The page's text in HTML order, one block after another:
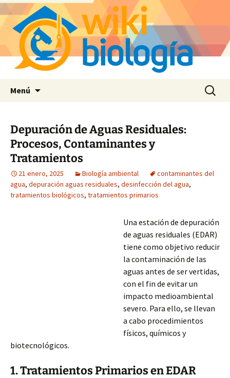
Menú Buscar:
Depuración de Aguas Residuales:
Procesos, Contaminantes y
Tratamientos
21 enero, 2025 Biología ambiental
contaminantes del
agua, depuración aguas residuales, desinfección del agua,
tratamientos biológicos, tratamientos primarios
Una estación de depuración
de aguas residuales (EDAR)
tiene como objetivo reducir
la contaminación de las
aguas antes de ser vertidas,
con el fin de evitar un
impacto medioambiental
severo. Para ello, se llevan
a cabo procedimientos
físicos, químicos y
biotecnológicos.
1. Tratamientos Primarios en EDAR